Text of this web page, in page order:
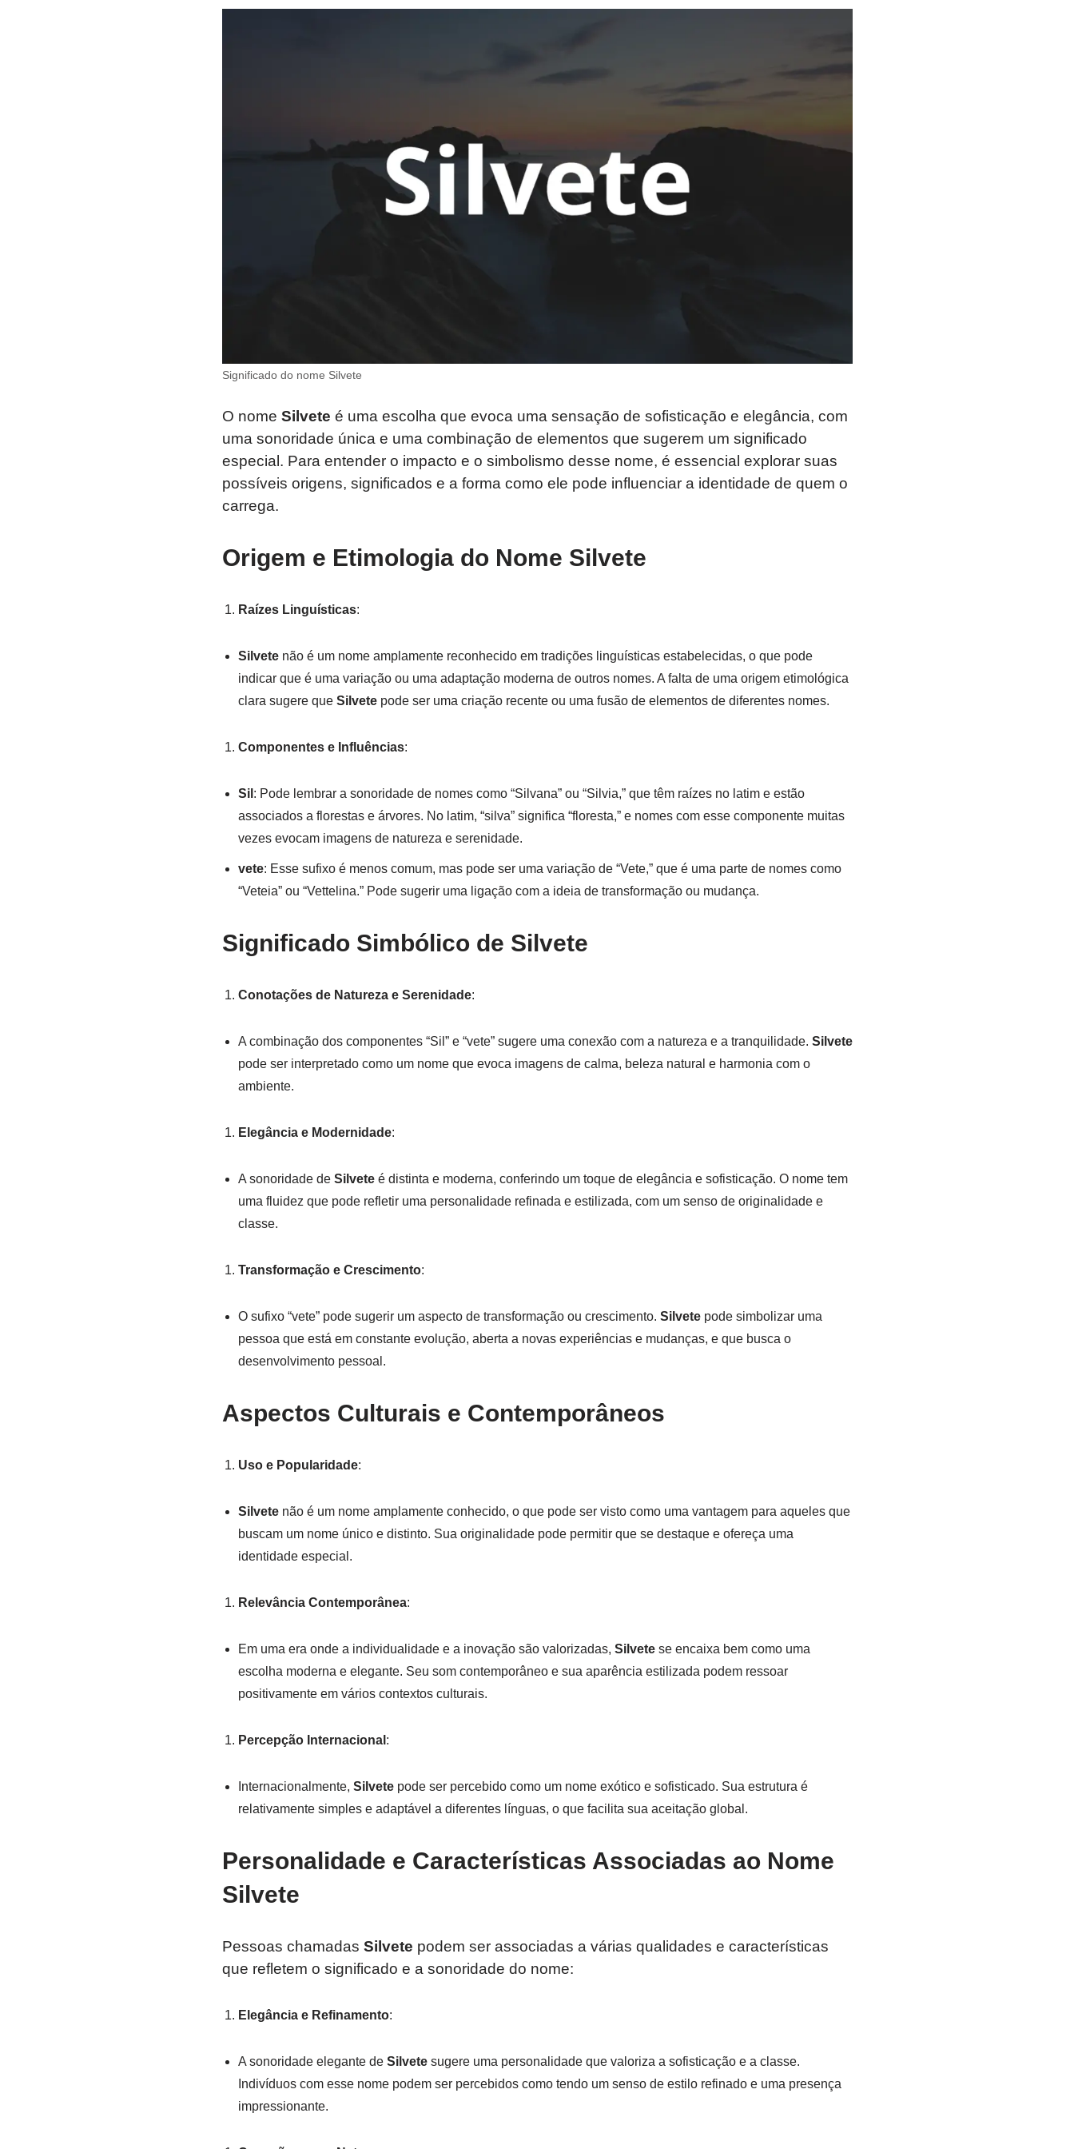
Significado do nome Silvete
O nome Silvete é uma escolha que evoca uma sensação de sofisticação e elegância, com
uma sonoridade única e uma combinação de elementos que sugerem um significado
especial. Para entender o impacto e o simbolismo desse nome, é essencial explorar suas
possíveis origens, significados e a forma como ele pode influenciar a identidade de quem o
carrega.
Origem e Etimologia do Nome Silvete
Raízes Linguísticas:
Silvetenão é um nome amplamente reconhecido em tradições linguísticas estabelecidas, o que pode
indicar que é uma variação ou uma adaptação moderna de outros nomes. A falta de uma origem etimológica
clara sugere que Silvetepode ser uma criação recente ou uma fusão de elementos de diferentes nomes.
Componentes e Influências:
Sil : Pode lembrar a sonoridade de nomes como “Silvana” ou “Silvia,” que têm raízes no latim e estão
associados a florestas e árvores. No latim, “silva” significa “floresta,” e nomes com esse componente muitas
vezes evocam imagens de natureza e serenidade.
vete: Esse sufixo é menos comum, mas pode ser uma variação de “Vete,” que é uma parte de nomes como
“Veteia” ou “Vettelina.” Pode sugerir uma ligação com a ideia de transformação ou mudança.
Significado Simbólico de Silvete
Conotações de Natureza e Serenidade:
A combinação dos componentes “Sil” e “vete” sugere uma conexão com a natureza e a tranquilidade. Silvete
pode ser interpretado como um nome que evoca imagens de calma, beleza natural e harmonia com o
ambiente.
Elegância e Modernidade:
A sonoridade de Silveteé distinta e moderna, conferindo um toque de elegância e sofisticação. O nome tem
uma fluidez que pode refletir uma personalidade refinada e estilizada, com um senso de originalidade e
classe.
Transformação e Crescimento:
O sufixo “vete” pode sugerir um aspecto de transformação ou crescimento. Silvetepode simbolizar uma
pessoa que está em constante evolução, aberta a novas experiências e mudanças, e que busca o
desenvolvimento pessoal.
Aspectos Culturais e Contemporâneos
Uso e Popularidade:
Silvetenão é um nome amplamente conhecido, o que pode ser visto como uma vantagem para aqueles que
buscam um nome único e distinto. Sua originalidade pode permitir que se destaque e ofereça uma
identidade especial.
Relevância Contemporânea:
Em uma era onde a individualidade e a inovação são valorizadas, Silvetese encaixa bem como uma
escolha moderna e elegante. Seu som contemporâneo e sua aparência estilizada podem ressoar
positivamente em vários contextos culturais.
Percepção Internacional :
Internacionalmente, Silvetepode ser percebido como um nome exótico e sofisticado. Sua estrutura é
relativamente simples e adaptável a diferentes línguas, o que facilita sua aceitação global.
Personalidade e Características Associadas ao Nome
Silvete
Pessoas chamadas Silvete podem ser associadas a várias qualidades e características
que refletem o significado e a sonoridade do nome:
Elegância e Refinamento:
A sonoridade elegante de Silvetesugere uma personalidade que valoriza a sofisticação e a classe.
Indivíduos com esse nome podem ser percebidos como tendo um senso de estilo refinado e uma presença
impressionante.